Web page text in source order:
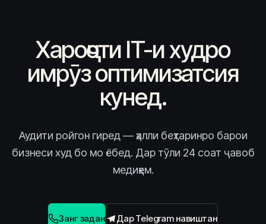
Хароҷоти IT-и худро
имрӯз оптимизатсия
кунед.
Аудити ройгон гиред — ҳалли беҳтаринро барои
бизнеси худ бо мо ёбед. Дар тӯли 24 соат ҷавоб
медиҳем.
Занг задан Дар Telegram навиштан